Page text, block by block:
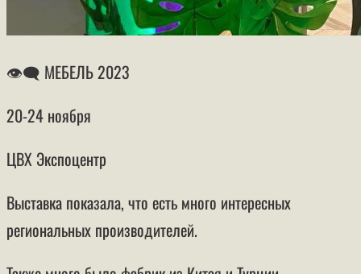
👁‍🗨 МЕБЕЛЬ 2023
20-24 ноября
ЦВХ Экспоцентр
Выставка показала, что есть много интересных
региональных производителей.